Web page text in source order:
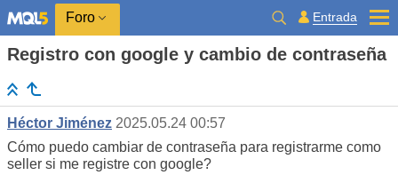
Foro Entrada
Registro con google y cambio de contraseña
Héctor Jiménez 2025.05.24 00:57
Cómo puedo cambiar de contraseña para registrarme como
seller si me registre con google?